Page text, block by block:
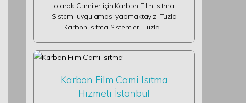
olarak Camiler için Karbon Film Isıtma
Sistemi uygulaması yapmaktayız. Tuzla
Karbon Isıtma Sistemleri Tuzla…
Karbon Film Cami Isıtma
Hizmeti İstanbul